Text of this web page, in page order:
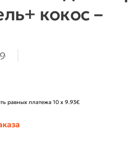
кокос –
равных платежа 10 x 9.93€